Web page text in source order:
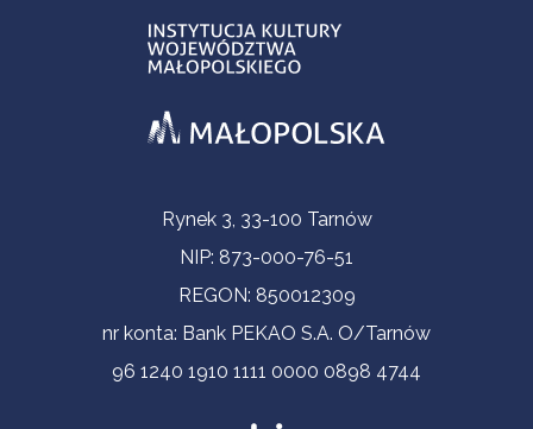
Informacje kontaktoweRynek 3, 33-100 Tarnów
NIP: 873-000-76-51
REGON: 850012309
nr konta: Bank PEKAO S.A. O/Tarnów
96 1240 1910 1111 0000 0898 4744